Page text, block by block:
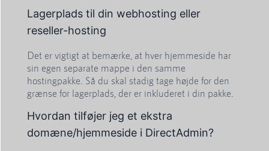
Lagerplads til din webhosting eller
reseller-hosting
Det er vigtigt at bemærke, at hver hjemmeside har
sin egen separate mappe i den samme
hostingpakke. Så du skal stadig tage højde for den
grænse for lagerplads, der er inkluderet i din pakke.
Hvordan tilføjer jeg et ekstra
domæne/hjemmeside i DirectAdmin?